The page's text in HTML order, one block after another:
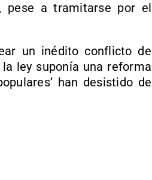
pese a tramitarse por el
un inédito conflicto de
ley suponía una reforma
han desistido de